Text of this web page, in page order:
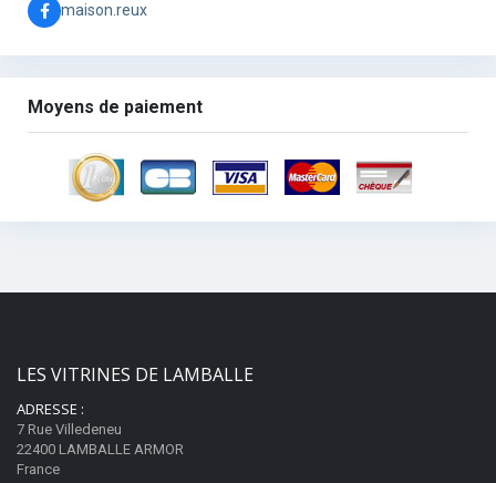
maison.reux
Moyens de paiement
LES VITRINES DE LAMBALLE
ADRESSE :
7 Rue Villedeneu
22400 LAMBALLE ARMOR
France